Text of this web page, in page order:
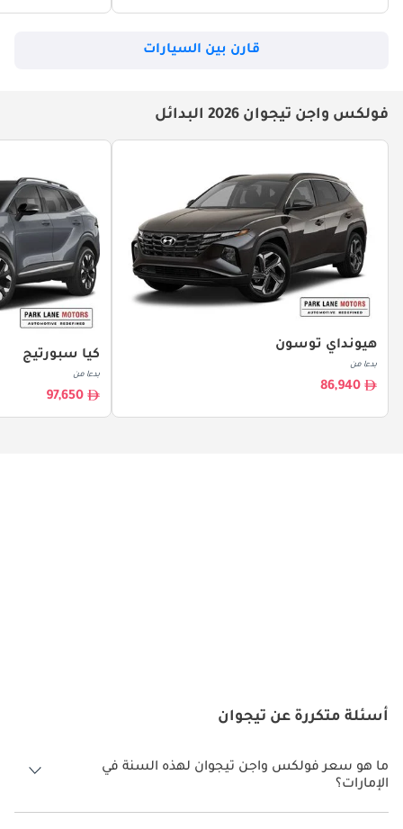
قارن بين السيارات
فولكس واجن تيجوان 2026 البدائل
هيونداي توسون
بدءا من
86,940
كيا سبورتيج
بدءا من
97,650
أسئلة متكررة عن تيجوان
ما هو سعر فولكس واجن تيجوان لهذه السنة في
الإمارات؟
فولكس واجن تيجوان لهذه السنة في الإمارات هو TBD.